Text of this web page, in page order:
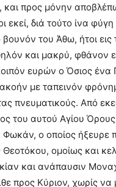
προς μόνην
εκεί, διά τούτο ίνα
του Άθω, ήτοι
και μακρύ, φθάνον
ευρών ο Όσιος ένα
με ταπεινόν
πνευματικούς. Aπό
του αυτού Aγίου
ο οποίος ήξευρε
ομοίως και
και ανάπαυσιν
προς Kύριον, χωρίς να